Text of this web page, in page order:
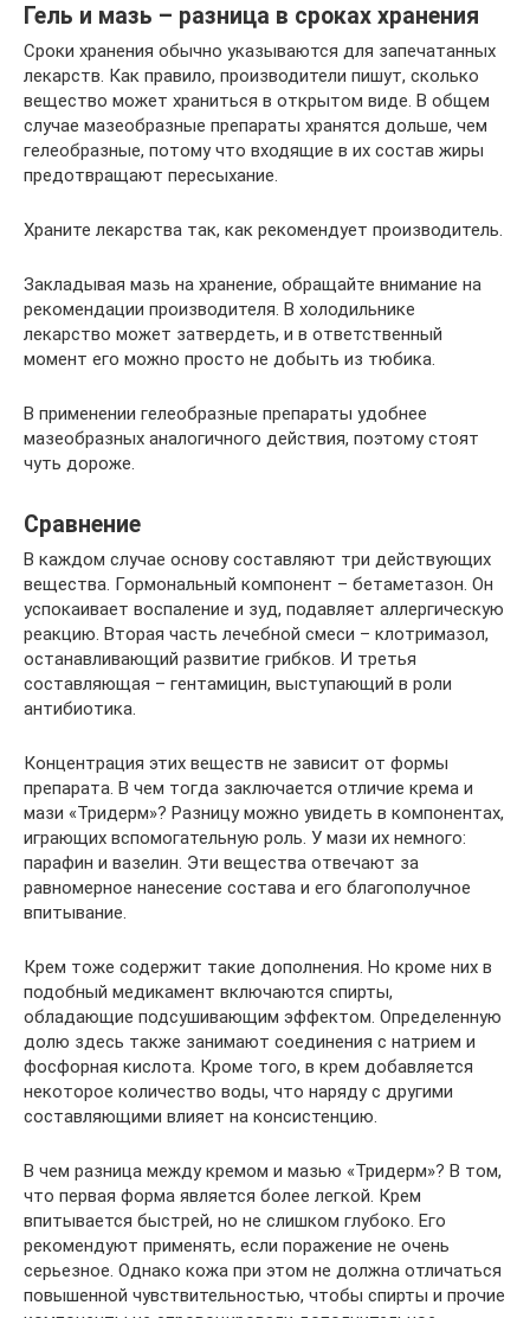
Гель и мазь – разница в сроках хранения
Сроки хранения обычно указываются для запечатанных
лекарств. Как правило, производители пишут, сколько
вещество может храниться в открытом виде. В общем
случае мазеобразные препараты хранятся дольше, чем
гелеобразные, потому что входящие в их состав жиры
предотвращают пересыхание.
Храните лекарства так, как рекомендует производитель.
Закладывая мазь на хранение, обращайте внимание на
рекомендации производителя. В холодильнике
лекарство может затвердеть, и в ответственный
момент его можно просто не добыть из тюбика.
В применении гелеобразные препараты удобнее
мазеобразных аналогичного действия, поэтому стоят
чуть дороже.
Сравнение
В каждом случае основу составляют три действующих
вещества. Гормональный компонент – бетаметазон. Он
успокаивает воспаление и зуд, подавляет аллергическую
реакцию. Вторая часть лечебной смеси – клотримазол,
останавливающий развитие грибков. И третья
составляющая – гентамицин, выступающий в роли
антибиотика.
Концентрация этих веществ не зависит от формы
препарата. В чем тогда заключается отличие крема и
мази «Тридерм»? Разницу можно увидеть в компонентах,
играющих вспомогательную роль. У мази их немного:
парафин и вазелин. Эти вещества отвечают за
равномерное нанесение состава и его благополучное
впитывание.
Крем тоже содержит такие дополнения. Но кроме них в
подобный медикамент включаются спирты,
обладающие подсушивающим эффектом. Определенную
долю здесь также занимают соединения с натрием и
фосфорная кислота. Кроме того, в крем добавляется
некоторое количество воды, что наряду с другими
составляющими влияет на консистенцию.
В чем разница между кремом и мазью «Тридерм»? В том,
что первая форма является более легкой. Крем
впитывается быстрей, но не слишком глубоко. Его
рекомендуют применять, если поражение не очень
серьезное. Однако кожа при этом не должна отличаться
повышенной чувствительностью, чтобы спирты и прочие